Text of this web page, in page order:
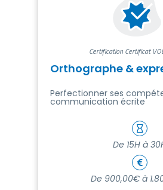
Certification Certificat
Orthographe &
Perfectionner ses
communication écrite
De 15H à
De 900,00€ à